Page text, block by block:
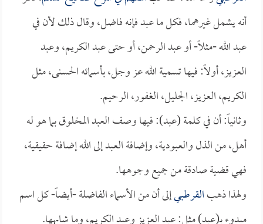
أنه يشمل غيرهما، فكل ما عبد فإنه فاضل، وقال ذلك لأن في
عبد الله -مثلاً- أو عبد الرحمن، أو حتى عبد الكريم، وعبد
العزيز، أولاً: فيها تسمية الله عز وجل، بأسمائه الحسنى، مثل
الكريم، العزيز، الجليل، الغفور، الرحيم.
وثانياً: أن في كلمة (عبد): فيها وصف العبد المخلوق بما هو له
أهل، من الذل والعبودية، وإضافة العبد إلى الله إضافة حقيقية،
فهي قضية صادقة من جميع وجوهها.
ولهذا ذهبالقرطبيإلى أن من الأسماء الفاضلة -أيضاً- كل اسم